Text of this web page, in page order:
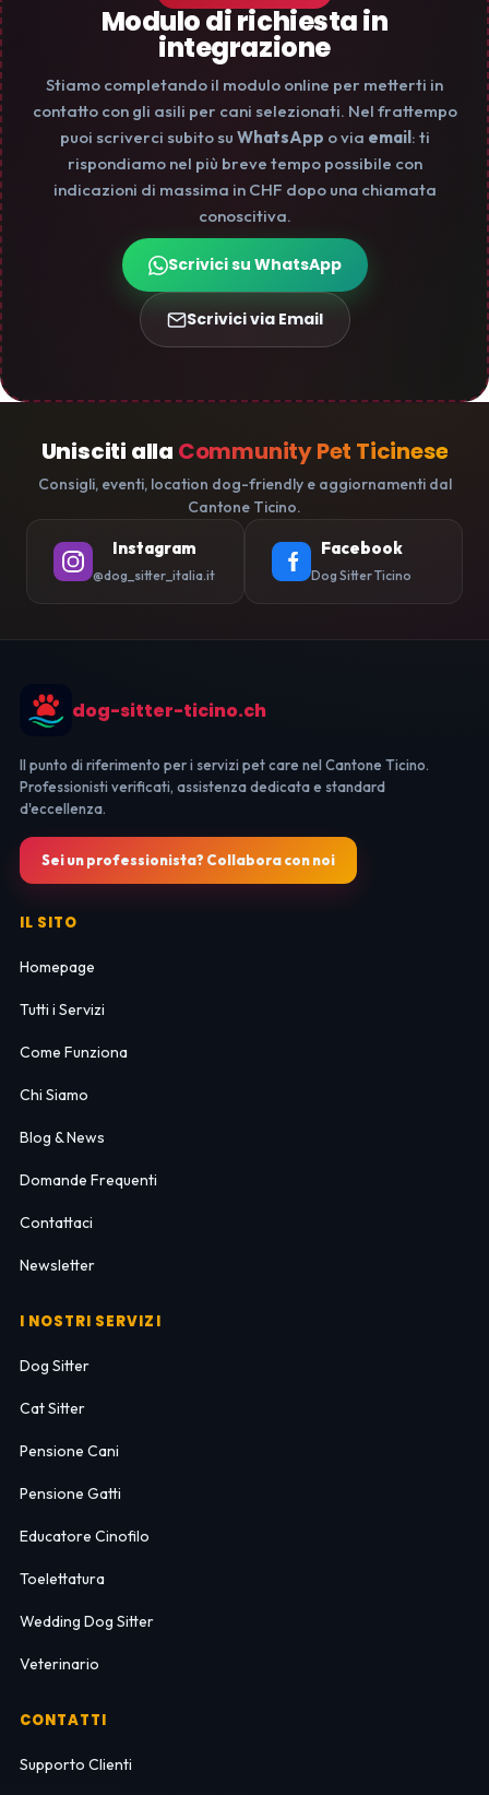
Modulo di richiesta in
integrazione
Stiamo completando il modulo online per metterti in
contatto con gli asili per cani selezionati. Nel frattempo
puoi scriverci subito su WhatsApp o via email: ti
rispondiamo nel più breve tempo possibile con
indicazioni di massima in CHF dopo una chiamata
conoscitiva.
Scrivici su WhatsApp
Scrivici via Email
Unisciti alla Community Pet Ticinese
Consigli, eventi, location dog-friendly e aggiornamenti dal
Cantone Ticino.
Instagram
@dog_sitter_italia.it
Facebook
Dog Sitter Ticino
dog-sitter-ticino.ch
Il punto di riferimento per i servizi pet care nel Cantone Ticino.
Professionisti verificati, assistenza dedicata e standard
d'eccellenza.
Sei un professionista? Collabora con noi
IL SITO
Homepage
Tutti i Servizi
Come Funziona
Chi Siamo
Blog & News
Domande Frequenti
Contattaci
Newsletter
I NOSTRI SERVIZI
Dog Sitter
Cat Sitter
Pensione Cani
Pensione Gatti
Educatore Cinofilo
Toelettatura
Wedding Dog Sitter
Veterinario
CONTATTI
Supporto Clienti